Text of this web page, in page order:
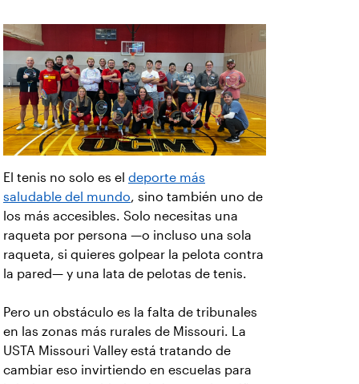
El tenis no solo es el deporte más
saludable del mundo, sino también uno de
los más accesibles. Solo necesitas una
raqueta por persona —o incluso una sola
raqueta, si quieres golpear la pelota contra
la pared— y una lata de pelotas de tenis.
Pero un obstáculo es la falta de tribunales
en las zonas más rurales de Missouri. La
USTA Missouri Valley está tratando de
cambiar eso invirtiendo en escuelas para